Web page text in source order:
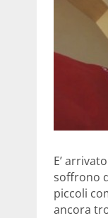
E’
soffrono
piccoli
ancora